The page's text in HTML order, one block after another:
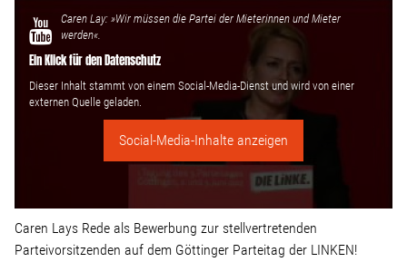
Linke Zukunftsdebatte
Sonstiges
Pressemitteilungen
Caren Lay: »Wir müssen die Partei der Mieterinnen und Mieter
werden«.
Ein Klick für den Datenschutz
Dieser Inhalt stammt von einem Social-Media-Dienst und wird von einer
externen Quelle geladen.
Social-Media-Inhalte anzeigen
Caren Lays Rede als Bewerbung zur stellvertretenden
Parteivorsitzenden auf dem Göttinger Parteitag der LINKEN!